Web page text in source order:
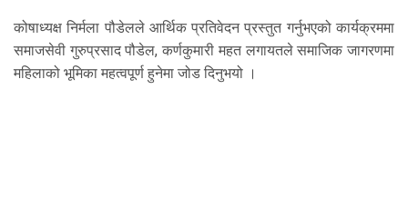
कोषाध्यक्ष निर्मला पौडेलले आर्थिक प्रतिवेदन प्रस्तुत गर्नुभएको कार्यक्रममा
समाजसेवी गुरुप्रसाद पौडेल, कर्णकुमारी महत लगायतले समाजिक जागरणमा
महिलाको भूमिका महत्वपूर्ण हुनेमा जोड दिनुभयो ।